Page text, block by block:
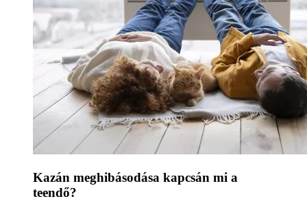
Kazán meghibásodása kapcsán mi a
teendő?